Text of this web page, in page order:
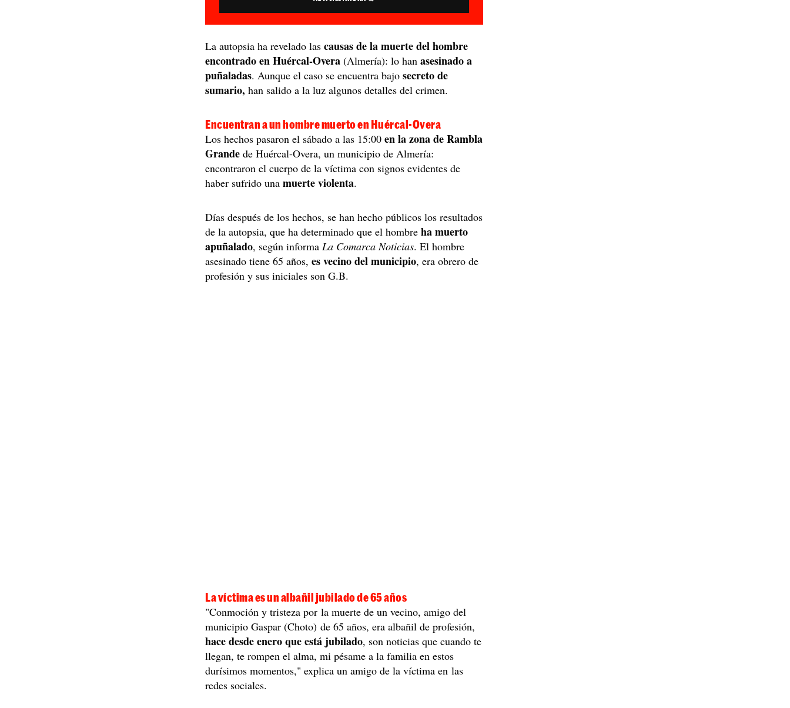
La autopsia ha revelado lascausas de la muerte del hombre
encontrado en Huércal-Overa (Almería): lo hanasesinado a
puñaladas. Aunque el caso se encuentra bajosecreto de
sumario, han salido a la luz algunos detalles del crimen.
Encuentran a un hombre muerto en Huércal-Overa
Los hechos pasaron el sábado a las 15:00en la zona de Rambla
Grande de Huércal-Overa, un municipio de Almería:
encontraron el cuerpo de la víctima con signos evidentes de
haber sufrido unamuerte violenta.
Días después de los hechos, se han hecho públicos los resultados
de la autopsia, que ha determinado que el hombreha muerto
apuñalado, según informaLa Comarca Noticias. El hombre
asesinado tiene 65 años,es vecino del municipio, era obrero de
profesión y sus iniciales son G.B.
La víctima es un albañil jubilado de 65 años
"Conmoción y tristeza por la muerte de un vecino, amigo del
municipio Gaspar (Choto) de 65 años, era albañil de profesión,
hace desde enero que está jubilado, son noticias que cuando te
llegan, te rompen el alma, mi pésame a la familia en estos
durísimos momentos," explica un amigo de la víctima en las
redes sociales.